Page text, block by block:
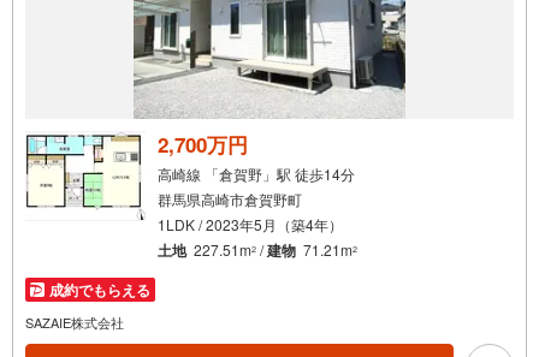
2,700万円
高崎線 「倉賀野」駅 徒歩14分
群馬県高崎市倉賀野町
1LDK / 2023年5月（築4年）
土地 227.51m2 /建物 71.21m2
成約でもらえる
SAZAIE株式会社